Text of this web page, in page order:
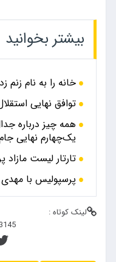
بیشتر بخوانید
خانه را به نام
توافق نهایی
همه چیز درباره
یک‌چهارم نهایی جام
تارتار لیست مازاد
پرسپولیس با مهدی
لینک کوتاه :